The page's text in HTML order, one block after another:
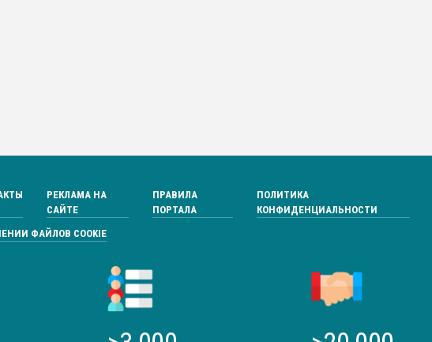
РЕКЛАМА НА
САЙТЕ
ПРАВИЛА
ПОРТАЛА
ПОЛИТИКА
КОНФИДЕНЦИАЛЬНОСТИ
ФАЙЛОВ COOKIE